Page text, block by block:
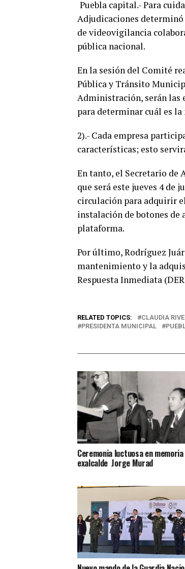
Puebla capital.- Para
Adjudicaciones
de videovigilancia
pública nacional.
En la sesión del Comité
Pública y Tránsito
Administración, serán las
para determinar cuál es la
2).- Cada empresa
características; esto
En tanto, el Secretario de
que será este jueves 4 de
circulación para adquirir
instalación de botones
plataforma.
Por último, Rodríguez
mantenimiento y la
Respuesta Inmediata
RELATED TOPICS: CLAUDIA
PRESIDENTA MUNICIPAL
Ceremonia luctuosa en
exalcalde Jorge Murad